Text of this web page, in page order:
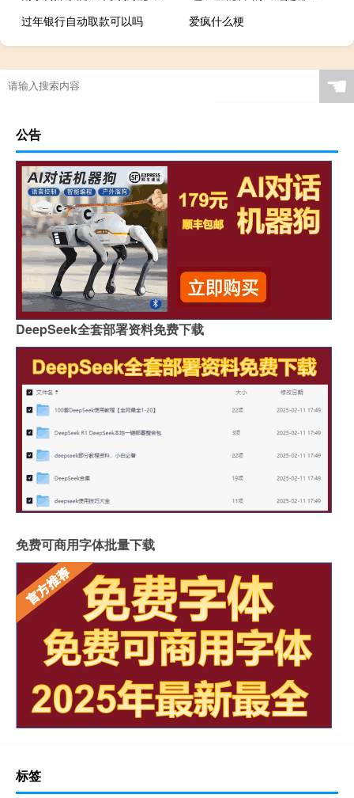
过年银行自动取款可以吗
爱疯什么梗
☚
公告
DeepSeek全套部署资料免费下载
免费可商用字体批量下载
标签